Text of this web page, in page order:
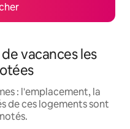
vacances les
: l'emplacement, la
de ces logements sont